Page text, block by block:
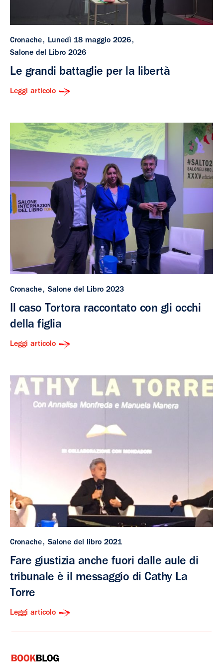
Cronache
Lunedì 18 maggio 2026
Salone del Libro 2026
Le grandi battaglie per la libertà
Leggi articolo
Cronache Salone del Libro 2023
Il caso Tortora raccontato con gli occhi
della figlia
Leggi articolo
Cronache Salone del libro 2021
Fare giustizia anche fuori dalle aule di
tribunale è il messaggio di Cathy La
Torre
Leggi articolo